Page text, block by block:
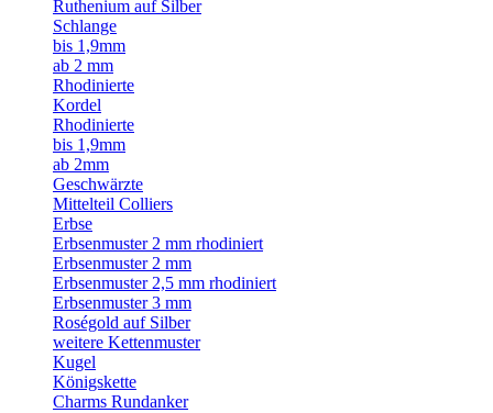
Ruthenium auf Silber
Schlange
bis 1,9mm
ab 2 mm
Rhodinierte
Kordel
Rhodinierte
bis 1,9mm
ab 2mm
Geschwärzte
Mittelteil Colliers
Erbse
Erbsenmuster 2 mm rhodiniert
Erbsenmuster 2 mm
Erbsenmuster 2,5 mm rhodiniert
Erbsenmuster 3 mm
Roségold auf Silber
weitere Kettenmuster
Kugel
Königskette
Charms Rundanker